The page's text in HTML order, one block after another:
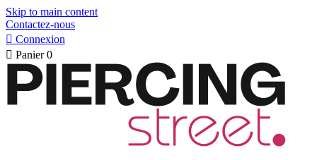
Skip to main content
Contactez-nous
 Connexion
 Panier 0